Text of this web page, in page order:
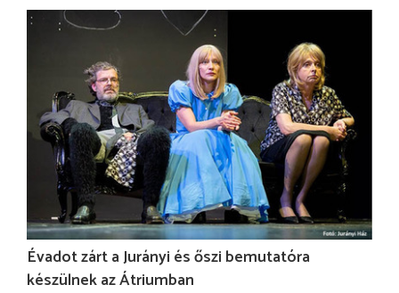
Évadot zárt a Jurányi és őszi bemutatóra
készülnek az Átriumban